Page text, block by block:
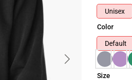
Unisex
Color
Default
Size